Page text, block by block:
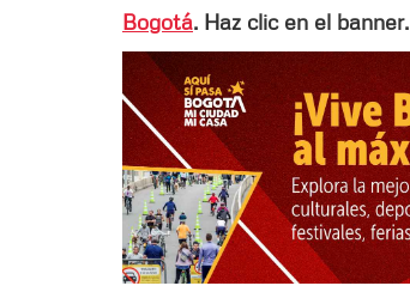
Bogotá. Haz clic en el banner.